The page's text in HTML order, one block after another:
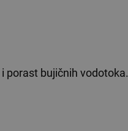
porast bujičnih vodotoka.